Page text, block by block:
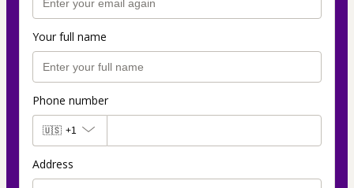
Your full name
Phone number
🇺🇸 +1
Address